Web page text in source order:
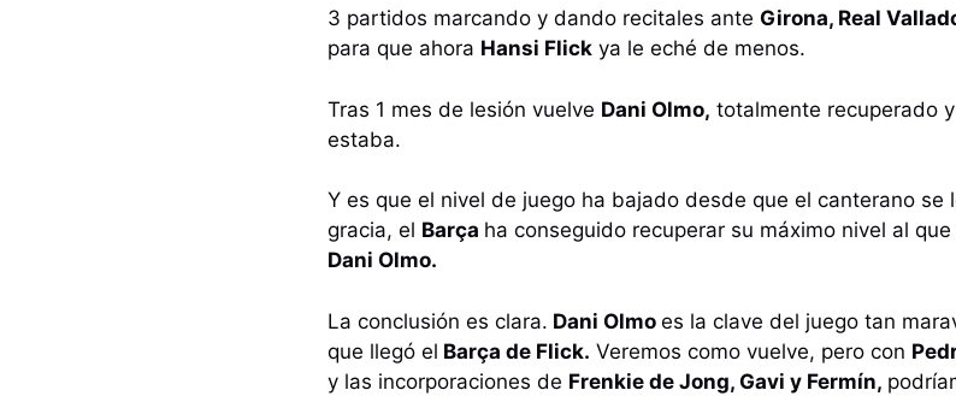
3 partidos marcando y dando recitales ante Girona, Real
para que ahora Hansi Flick ya le eché de menos.
Tras 1 mes de lesión vuelve Dani Olmo, totalmente recuperado
estaba.
Y es que el nivel de juego ha bajado desde que el canterano se
gracia, el Barça ha conseguido recuperar su máximo nivel al
Dani Olmo.
La conclusión es clara. Dani Olmo es la clave del juego tan
que llegó el Barça de Flick. Veremos como vuelve, pero con
y las incorporaciones de Frenkie de Jong, Gavi y Fermín,